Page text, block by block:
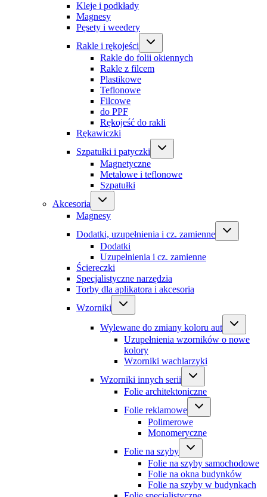
Kleje i podkłady
Magnesy
Pęsety i weedery
Rakle i rękojeści
Rakle do folii okiennych
Rakle z filcem
Plastikowe
Teflonowe
Filcowe
do PPF
Rękojeść do rakli
Rękawiczki
Szpatułki i patyczki
Magnetyczne
Metalowe i teflonowe
Szpatułki
Akcesoria
Magnesy
Dodatki, uzupełnienia i cz. zamienne
Dodatki
Uzupełnienia i cz. zamienne
Ściereczki
Specjalistyczne narzędzia
Torby dla aplikatora i akcesoria
Wzorniki
Wylewane do zmiany koloru aut
Uzupełnienia wzorników o nowe
kolory
Wzorniki wachlarzyki
Wzorniki innych serii
Folie architektoniczne
Folie reklamowe
Polimerowe
Monomeryczne
Folie na szyby
Folie na szyby samochodowe
Folie na okna budynków
Folie na szyby w budynkach